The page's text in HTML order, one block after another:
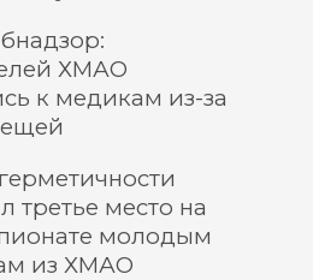
ХМАО
к медикам из-за
третье место на
молодым
из ХМАО